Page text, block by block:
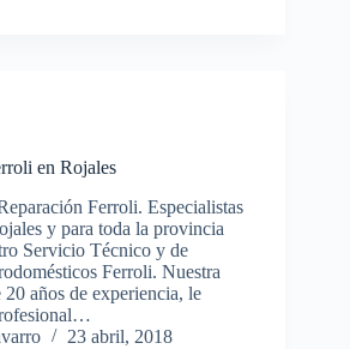
en Rojales
Ferroli. Especialistas
y para toda la provincia
Servicio Técnico y de
Ferroli. Nuestra
20 años de experiencia, le
23 abril, 2018